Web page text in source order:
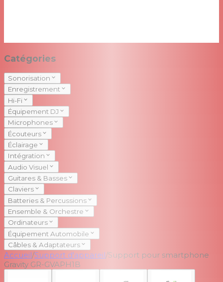
Catégories
Sonorisation
Enregistrement
Hi-Fi
Équipement DJ
Microphones
Écouteurs
Éclairage
Intégration
Audio Visuel
Guitares & Basses
Claviers
Batteries & Percussions
Ensemble & Orchestre
Ordinateurs
Équipement Automobile
Câbles & Adaptateurs
Accueil/Support d'appareil/Support pour smartphone
Gravity GR-GVAPH1B